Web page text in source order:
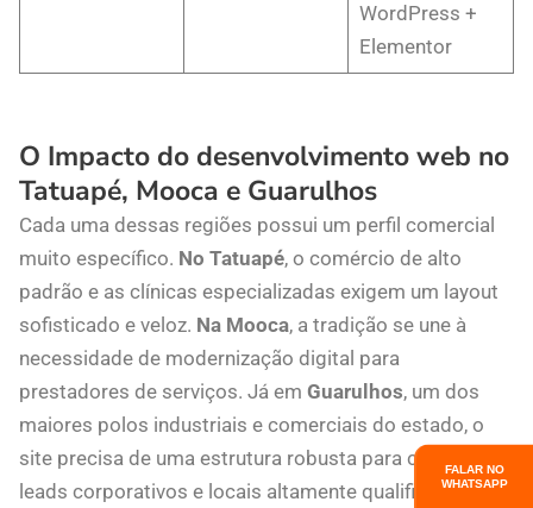
WordPress +
Elementor
O Impacto do desenvolvimento web no
Tatuapé, Mooca e Guarulhos
Cada uma dessas regiões possui um perfil comercial
muito específico. No Tatuapé, o comércio de alto
padrão e as clínicas especializadas exigem um layout
sofisticado e veloz. Na Mooca, a tradição se une à
necessidade de modernização digital para
prestadores de serviços. Já em Guarulhos, um dos
maiores polos industriais e comerciais do estado, o
site precisa de uma estrutura robusta para capturar
leads corporativos e locais altamente qualificados.
FALAR NO
WHATSAPP